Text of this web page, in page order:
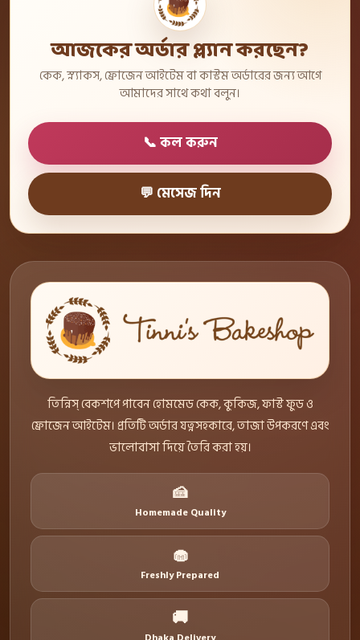
আজকের অর্ডার প্ল্যান করছেন?
কেক, স্ন্যাকস, ফ্রোজেন আইটেম বা কাস্টম অর্ডারের জন্য আগে
আমাদের সাথে কথা বলুন।
📞 কল করুন
💬 মেসেজ দিন
তিন্নিস্ বেকশপে পাবেন হোমমেড কেক, কুকিজ, ফাস্ট ফুড ও
ফ্রোজেন আইটেম। প্রতিটি অর্ডার যত্নসহকারে, তাজা উপকরণে এবং
ভালোবাসা দিয়ে তৈরি করা হয়।
🍰
Homemade Quality
🧁
Freshly Prepared
🚚